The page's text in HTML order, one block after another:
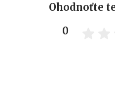
Ohodnoťte
0